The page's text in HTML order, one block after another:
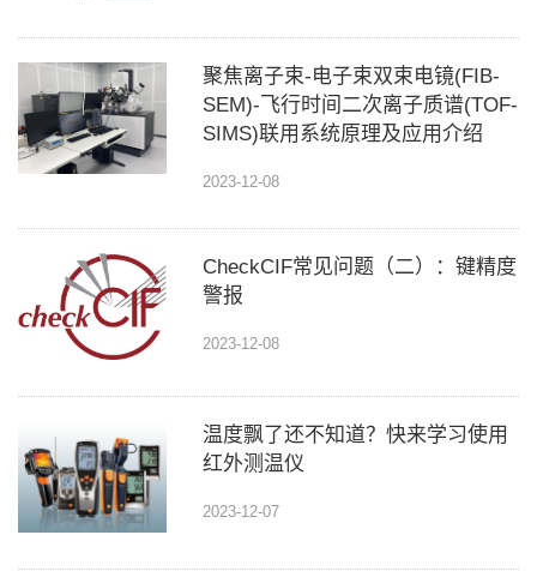
聚焦离子束-电子束双束电镜(FIB-
SEM)-飞行时间二次离子质谱(TOF-
SIMS)联用系统原理及应用介绍
2023-12-08
CheckCIF常见问题（二）：键精度
警报
2023-12-08
温度飘了还不知道？快来学习使用
红外测温仪
2023-12-07